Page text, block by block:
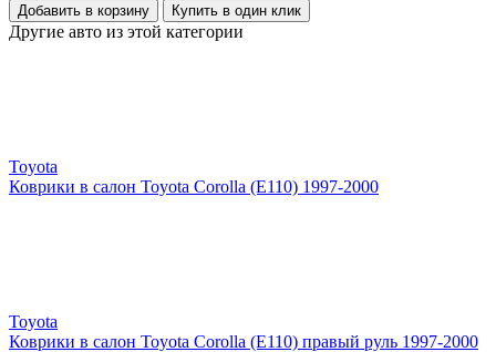
Добавить в корзину Купить в один клик
Другие авто из этой категории
Toyota
Коврики в салон Toyota Corolla (E110) 1997-2000
Toyota
Коврики в салон Toyota Corolla (E110) правый руль 1997-2000